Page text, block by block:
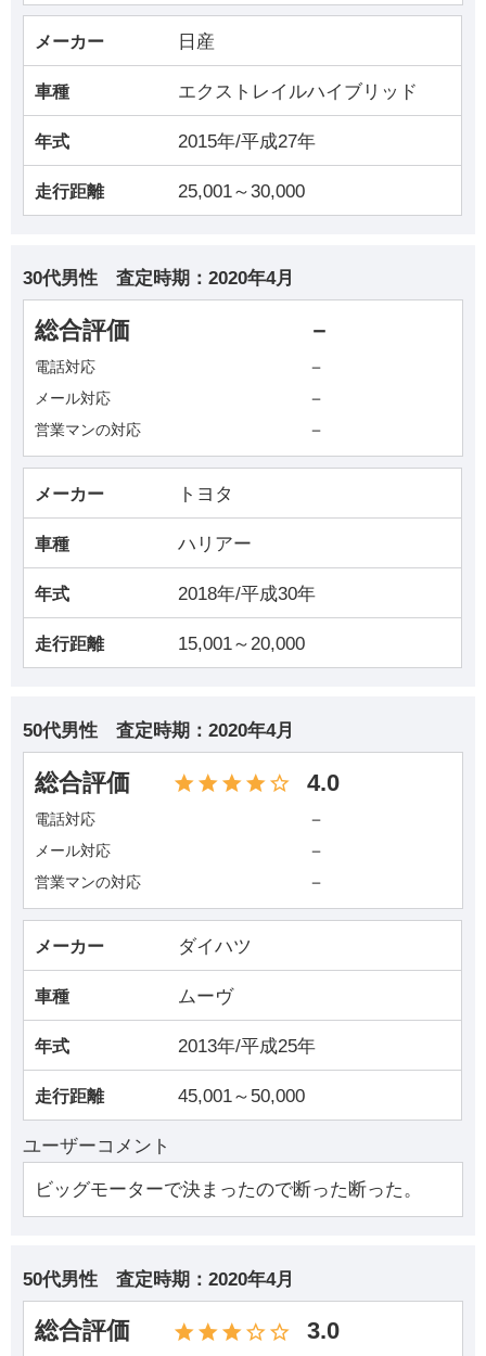
メーカー 日産
車種 エクストレイルハイブリッド
年式 2015年/平成27年
走行距離 25,001～30,000
30代男性 査定時期： 2020年4月
総合評価 －
電話対応 －
メール対応 －
営業マンの対応 －
メーカー トヨタ
車種 ハリアー
年式 2018年/平成30年
走行距離 15,001～20,000
50代男性 査定時期： 2020年4月
総合評価 4.0
電話対応 －
メール対応 －
営業マンの対応 －
メーカー ダイハツ
車種 ムーヴ
年式 2013年/平成25年
走行距離 45,001～50,000
ユーザーコメント
ビッグモーターで決まったので断った断った。
50代男性 査定時期： 2020年4月
総合評価 3.0